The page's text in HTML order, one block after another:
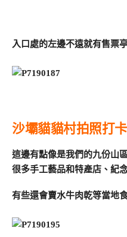
入口處的左邊不遠就有售票
沙壩貓貓村拍照打
這邊有點像是我們的九份山
很多手工藝品和特產店、紀
有些還會賣水牛肉乾等當地